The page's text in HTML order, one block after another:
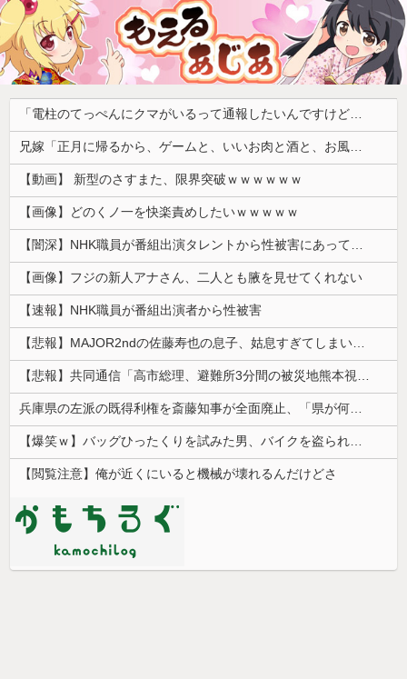
「電柱のてっぺんにクマがいるって通報したいんですけど」電線のすぐ横で腕木にしがみつく一頭【海外の反応】
兄嫁「正月に帰るから、ゲームと、いいお肉と酒と、お風呂グッズの準備しとけよ」寝起きの私「知るかボケ」兄嫁「キィィィィー！！！！」私「あ…」
【動画】 新型のさすまた、限界突破ｗｗｗｗｗｗ
【画像】どのくノ一を快楽責めしたいｗｗｗｗｗ
【闇深】NHK職員が番組出演タレントから性被害にあっていたことが発覚してしまう・・・
【画像】フジの新人アナさん、二人とも腋を見せてくれない
【速報】NHK職員が番組出演者から性被害
【悲報】MAJOR2ndの佐藤寿也の息子、姑息すぎてしまい炎上wwwww
【悲報】共同通信「高市総理、避難所3分間の被災地熊本視察動画に批判！」 → 内閣報道官「避難所視察は51分間！大変な状況の中で、1時間近く受け入れていただき、感謝！」
兵庫県の左派の既得利権を斎藤知事が全面廃止、「県が何をするねん？」と存在意義そのものが不明で……
【爆笑ｗ】バッグひったくりを試みた男、バイクを盗られる！
【閲覧注意】俺が近くにいると機械が壊れるんだけどさ